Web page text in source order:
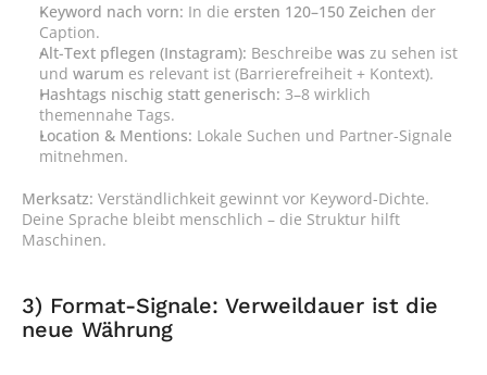
Keyword nach vorn: In die ersten 120–150 Zeichen der
Caption.
Alt-Text pflegen (Instagram): Beschreibe was zu sehen ist
und warum es relevant ist (Barrierefreiheit + Kontext).
Hashtags nischig statt generisch: 3–8 wirklich
themennahe Tags.
Location & Mentions: Lokale Suchen und Partner-Signale
mitnehmen.
Merksatz: Verständlichkeit gewinnt vor Keyword-Dichte.
Deine Sprache bleibt menschlich – die Struktur hilft
Maschinen.
3) Format-Signale: Verweildauer ist die
neue Währung